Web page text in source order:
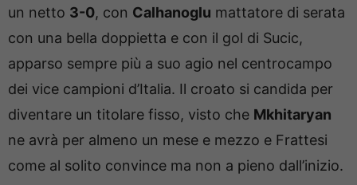
un netto 3-0, con Calhanoglu mattatore di serata
con una bella doppietta e con il gol di Sucic,
apparso sempre più a suo agio nel centrocampo
dei vice campioni d’Italia. Il croato si candida per
diventare un titolare fisso, visto che Mkhitaryan
ne avrà per almeno un mese e mezzo e Frattesi
come al solito convince ma non a pieno dall’inizio.